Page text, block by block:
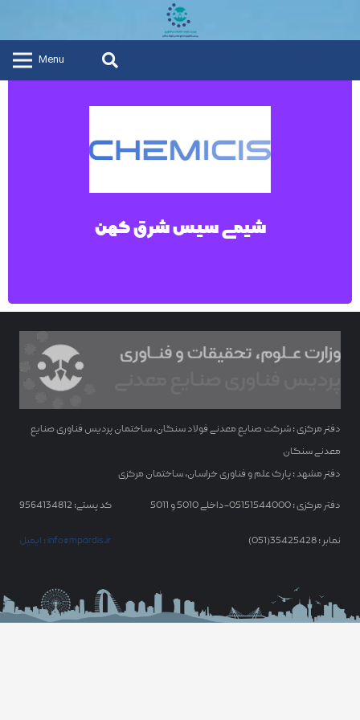
Menu
شیمی سیس شرق کهن
شیمی سیس شرق کهن
دفتر مرکزی : شرکت صنایع معدنی فولاد سنگان، ساختمان پردیس فناوری صنایع
معدنی سنگان
دفتر مشهد : پارک علم و فناوری خراسان، ساختمان مرکزی
کد پستی: 9564134812 دفتر مرکزی : 05151544000-داخلی 5010 و 5011
ایمیل : info@mpardis.ir نمابر : 35425428(051)